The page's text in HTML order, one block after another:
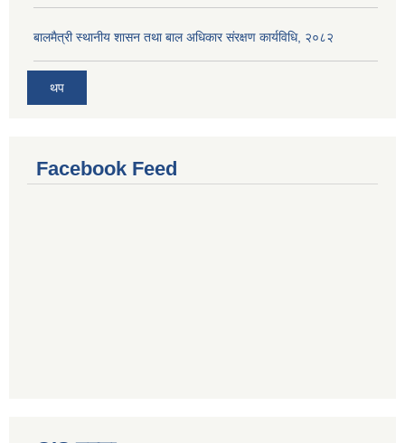
बालमैत्री स्थानीय शासन तथा बाल अधिकार संरक्षण कार्यविधि, २०८२
थप
Facebook Feed